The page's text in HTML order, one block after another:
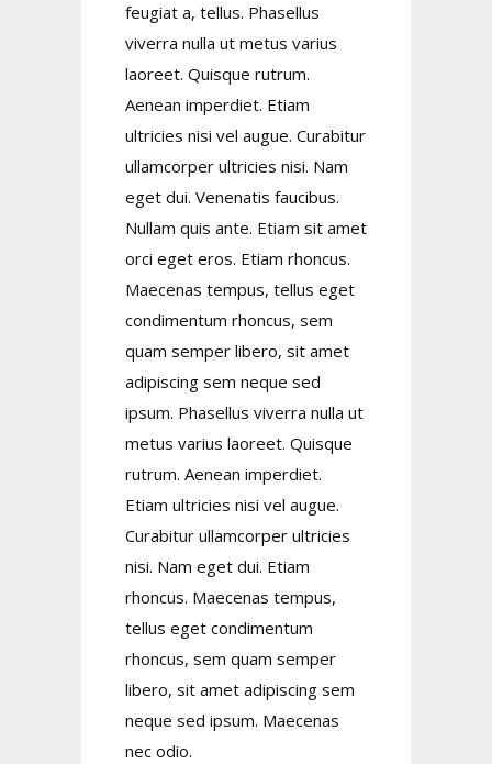
feugiat a, tellus. Phasellus
viverra nulla ut metus varius
laoreet. Quisque rutrum.
Aenean imperdiet. Etiam
ultricies nisi vel augue. Curabitur
ullamcorper ultricies nisi. Nam
eget dui. Venenatis faucibus.
Nullam quis ante. Etiam sit amet
orci eget eros. Etiam rhoncus.
Maecenas tempus, tellus eget
condimentum rhoncus, sem
quam semper libero, sit amet
adipiscing sem neque sed
ipsum. Phasellus viverra nulla ut
metus varius laoreet. Quisque
rutrum. Aenean imperdiet.
Etiam ultricies nisi vel augue.
Curabitur ullamcorper ultricies
nisi. Nam eget dui. Etiam
rhoncus. Maecenas tempus,
tellus eget condimentum
rhoncus, sem quam semper
libero, sit amet adipiscing sem
neque sed ipsum. Maecenas
nec odio.